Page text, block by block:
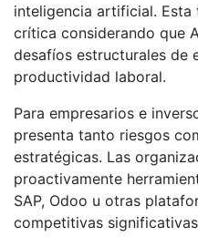
inteligencia artificial. Esta
crítica considerando que
desafíos estructurales de
productividad laboral.
Para empresarios e
presenta tanto riesgos
estratégicas. Las
proactivamente
SAP, Odoo u otras
competitivas